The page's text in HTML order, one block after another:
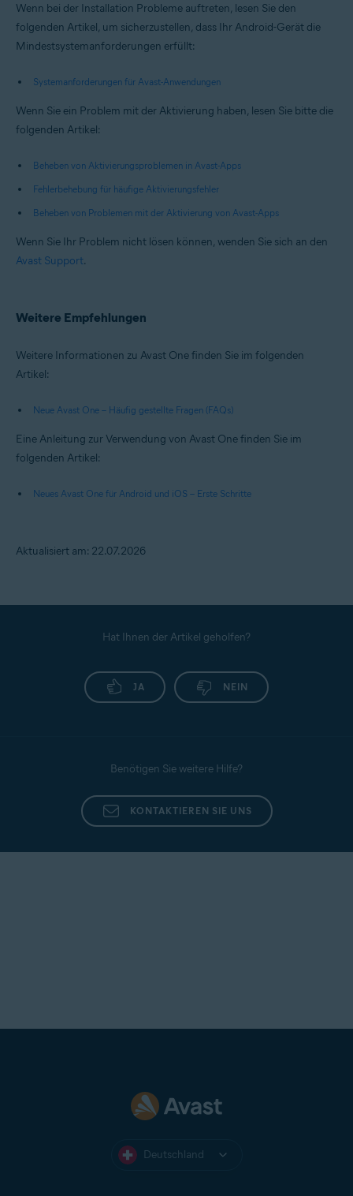
Wenn bei der Installation Probleme auftreten, lesen Sie den
folgenden Artikel, um sicherzustellen, dass Ihr Android-Gerät die
Mindestsystemanforderungen erfüllt:
Systemanforderungen für Avast-Anwendungen
Wenn Sie ein Problem mit der Aktivierung haben, lesen Sie bitte die
folgenden Artikel:
Beheben von Aktivierungsproblemen in Avast-Apps
Fehlerbehebung für häufige Aktivierungsfehler
Beheben von Problemen mit der Aktivierung von Avast-Apps
Wenn Sie Ihr Problem nicht lösen können, wenden Sie sich an den
Avast Support.
Weitere Empfehlungen
Weitere Informationen zu Avast One finden Sie im folgenden
Artikel:
Neue Avast One – Häufig gestellte Fragen (FAQs)
Eine Anleitung zur Verwendung von Avast One finden Sie im
folgenden Artikel:
Neues Avast One für Android und iOS – Erste Schritte
Aktualisiert am: 22.07.2026
Hat Ihnen der Artikel geholfen?
JA NEIN
Benötigen Sie weitere Hilfe?
KONTAKTIEREN SIE UNS
Deutschland